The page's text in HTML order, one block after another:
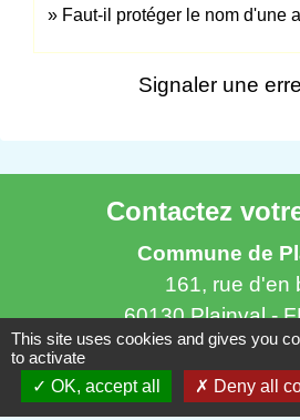
Faut-il protéger le nom d'une
Signaler une
Contactez
Commune de
161, rue d'en
60130 Plainval -
+33 3 44 78
Contact par
This site uses cookies and gives you
to activate
OK, accept all
Deny all